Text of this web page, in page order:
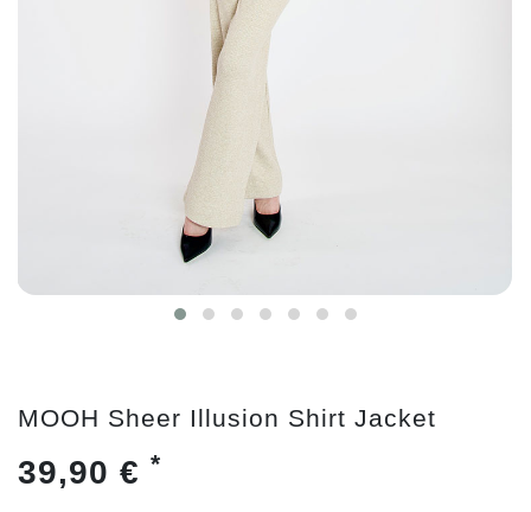
MOOH Sheer Illusion Shirt Jacket
39,90 € *